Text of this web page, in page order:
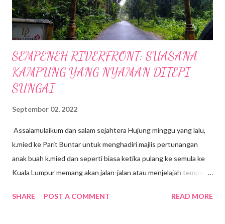
SEMPENEH RIVERFRONT: SUASANA
KAMPUNG YANG NYAMAN DITEPI
SUNGAI
September 02, 2022
Assalamulaikum dan salam sejahtera Hujung minggu yang lalu,
k.mied ke Parit Buntar untuk menghadiri majlis pertunangan
anak buah k.mied dan seperti biasa ketika pulang ke semula ke
Kuala Lumpur memang akan jalan-jalan atau menjelajah tempat-
k mied decide nak ke Daerah Batu Kurau , Taiping Perak .
SHARE POST A COMMENT READ MORE